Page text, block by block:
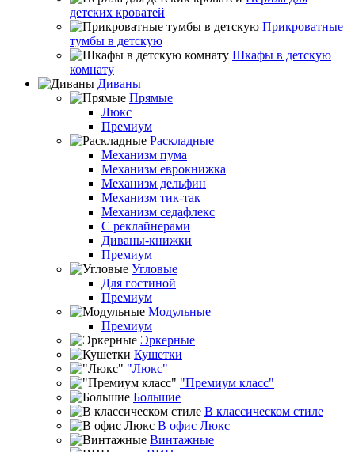
детских кроватей
Прикроватные
тумбы в детскую
Шкафы в детскую
комнату
Диваны
Прямые
Люкс
Премиум
Раскладные
Механизм пума
Механизм еврокнижка
Механизм дельфин
Механизм тик-так
Механизм седафлекс
С реклайнерами
Диваны-книжки
Премиум
Угловые
Для гостиной
Премиум
Модульные
Премиум
Эркерные
Кушетки
"Люкс"
"Премиум класс"
Большие
В классическом стиле
В офис Люкс
Винтажные